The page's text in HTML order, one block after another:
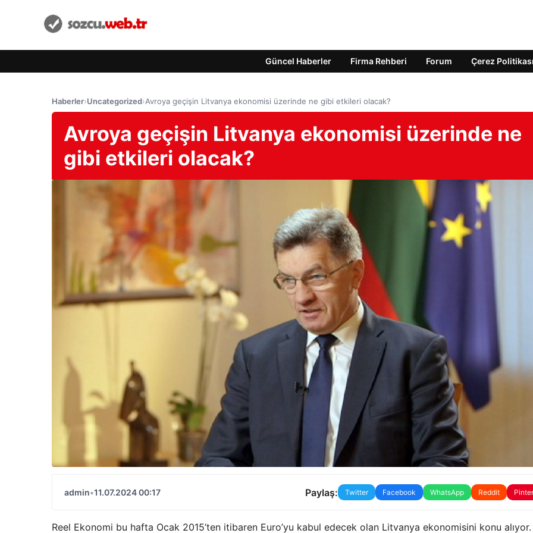
Güncel Haberler Firma Rehberi Forum Çerez Politikası
Haberler›Uncategorized›Avroya geçişin Litvanya ekonomisi üzerinde ne gibi etkileri olacak?
Avroya geçişin Litvanya ekonomisi üzerinde ne
gibi etkileri olacak?
admin•11.07.2024 00:17 Paylaş: Twitter Facebook WhatsApp Reddit
Reel Ekonomi bu hafta Ocak 2015’ten itibaren Euro’yu kabul edecek olan Litvanya ekonomisini konu